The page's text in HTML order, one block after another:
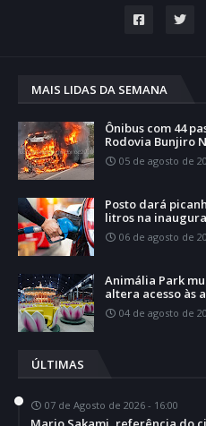
MAIS LIDAS DA SEMANA
Ônibus com 44
Rodovia Bunjiro
05 de agosto de
Posto dará
litros na
06 de agosto de
Animália Park
altera acesso às
04 de agosto de
ÚLTIMAS
07 de Agosto de 2026 - 16:00